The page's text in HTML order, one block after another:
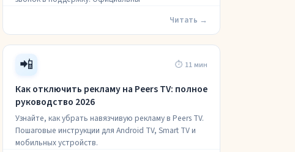
Читать →
📲 ⏱ 11 мин
Как отключить рекламу на Peers TV: полное
руководство 2026
Узнайте, как убрать навязчивую рекламу в Peers TV.
Пошаговые инструкции для Android TV, Smart TV и
мобильных устройств.